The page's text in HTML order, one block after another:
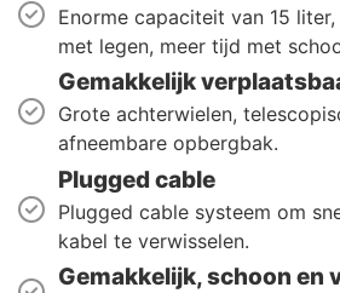
Enorme capaciteit van 15
met legen, meer tijd met
Gemakkelijk
Grote achterwielen,
afneembare opbergbak.
Plugged cable
Plugged cable systeem om
kabel te verwisselen.
Gemakkelijk, schoon en